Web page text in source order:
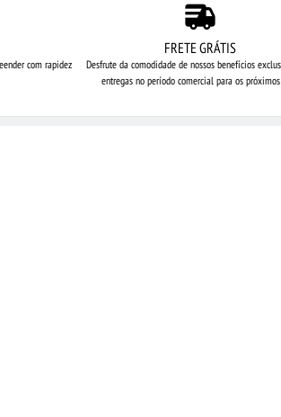
com rapidez
FRETE GRÁTIS
Desfrute da comodidade de nossosbenefícios
entregas no período comercial para os